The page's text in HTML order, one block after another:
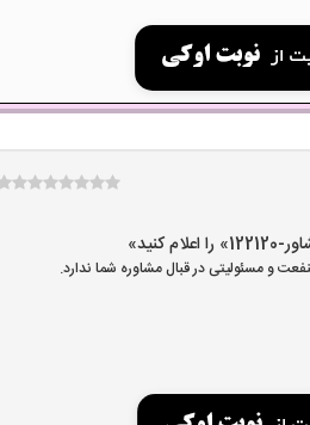
و مسئولیتی در قبال مشاوره شما ندارد.